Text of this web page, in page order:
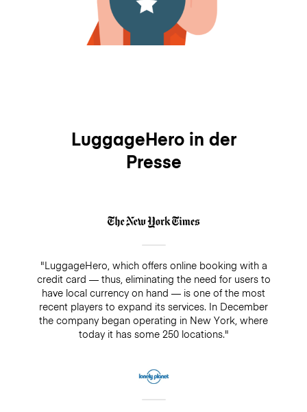
LuggageHero in der
Presse
"LuggageHero, which offers online booking with a
credit card — thus, eliminating the need for users to
have local currency on hand — is one of the most
recent players to expand its services. In December
the company began operating in New York, where
today it has some 250 locations."